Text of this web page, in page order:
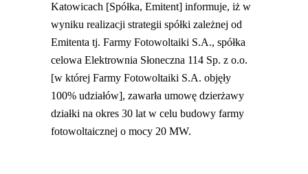
Katowicach [Spółka, Emitent] informuje, iż w
wyniku realizacji strategii spółki zależnej od
Emitenta tj. Farmy Fotowoltaiki S.A., spółka
celowa Elektrownia Słoneczna 114 Sp. z o.o.
[w której Farmy Fotowoltaiki S.A. objęły
100% udziałów], zawarła umowę dzierżawy
działki na okres 30 lat w celu budowy farmy
fotowoltaicznej o mocy 20 MW.